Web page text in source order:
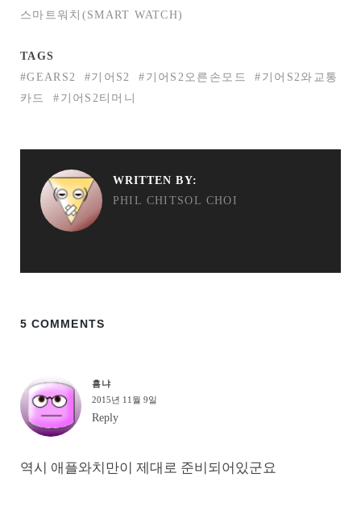
스마트워치(SMART WATCH)
TAGS
#GEARS2
#기어S2 #기어S2오른손모드
#기어S2와교통
카드
#기어S2티머니
WRITTEN BY:
PHIL CHITSOL CHOI
5 COMMENTS
흠냐
2015년 11월 9일
Reply
역시 애플와치만이 제대로 준비되어있군요